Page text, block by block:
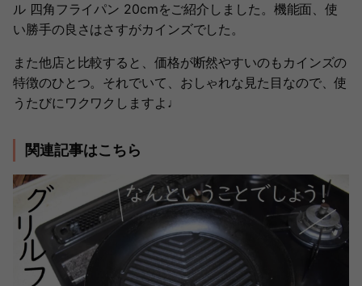
ル 四角フライパン 20cmをご紹介しました。機能面、使
い勝手の良さはさすがカインズでした。
また他店と比較すると、価格が断然やすいのもカインズの
特徴のひとつ。それでいて、おしゃれな見た目なので、使
うたびにワクワクしますよ♩
関連記事はこちら